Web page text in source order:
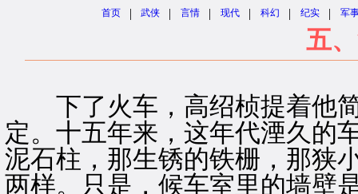
首页 | 武侠 | 言情 | 现代 | 科幻 | 纪实 | 军
五
下了火车，高绍桢提着他简
定。十五年来，这年代湮久的
泥石柱，那生锈的铁栅，那狭
两样。只是，候车室里的墙壁